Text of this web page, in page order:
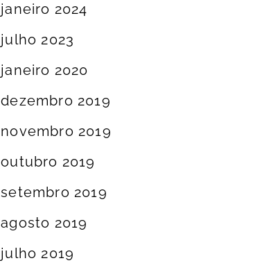
janeiro 2024
julho 2023
janeiro 2020
dezembro 2019
novembro 2019
outubro 2019
setembro 2019
agosto 2019
julho 2019